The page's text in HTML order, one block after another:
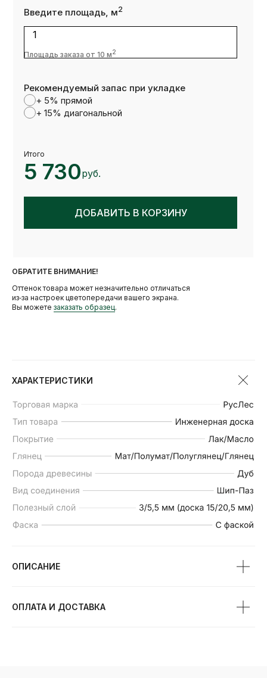
ДОБАВИТЬ В КОРЗИНУ
Итого
5 730руб.
Введите площадь, м2
1
Площадь заказа от 10 м2
Рекомендуемый запас при укладке
+ 5% прямой
+ 15% диагональной
ОБРАТИТЕ ВНИМАНИЕ!
Оттенок товара может незначительно отличаться
из‑за настроек цветопередачи вашего экрана.
Вы можете заказать образец.
ХАРАКТЕРИСТИКИ
ОПИСАНИЕ
ОПЛАТА И ДОСТАВКА
ИНЖЕНЕРНОЙ ДОСКИ